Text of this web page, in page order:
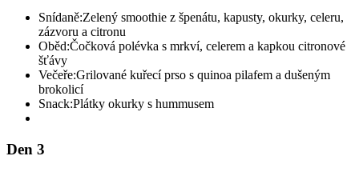
Snídaně:Zelený smoothie z špenátu, kapusty, okurky, celeru,
zázvoru a citronu
Oběd:Čočková polévka s mrkví, celerem a kapkou citronové
šťávy
Večeře:Grilované kuřecí prso s quinoa pilafem a dušeným
brokolicí
Snack:Plátky okurky s hummusem
Den 3